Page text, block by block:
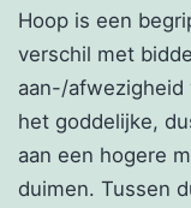
Hoop is een
verschil met
aan-/afwezigheid
het goddelijke,
aan een hogere
duimen. Tussen